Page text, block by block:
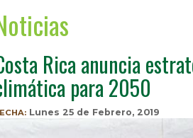
Rica anuncia
para 2050
Lunes 25 de Febrero, 2019